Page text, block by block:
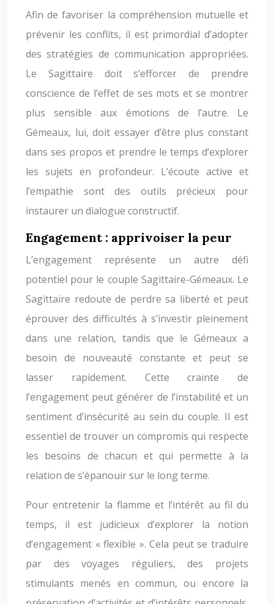
Afin de favoriser la compréhension mutuelle et
prévenir les conflits, il est primordial d’adopter
des stratégies de communication appropriées.
Le Sagittaire doit s’efforcer de prendre
conscience de l’effet de ses mots et se montrer
plus sensible aux émotions de l’autre. Le
Gémeaux, lui, doit essayer d’être plus constant
dans ses propos et prendre le temps d’explorer
les sujets en profondeur. L’écoute active et
l’empathie sont des outils précieux pour
instaurer un dialogue constructif.
Engagement : apprivoiser la peur
L’engagement représente un autre défi
potentiel pour le couple Sagittaire-Gémeaux. Le
Sagittaire redoute de perdre sa liberté et peut
éprouver des difficultés à s’investir pleinement
dans une relation, tandis que le Gémeaux a
besoin de nouveauté constante et peut se
lasser rapidement. Cette crainte de
l’engagement peut générer de l’instabilité et un
sentiment d’insécurité au sein du couple. Il est
essentiel de trouver un compromis qui respecte
les besoins de chacun et qui permette à la
relation de s’épanouir sur le long terme.
Pour entretenir la flamme et l’intérêt au fil du
temps, il est judicieux d’explorer la notion
d’engagement « flexible ». Cela peut se traduire
par des voyages réguliers, des projets
stimulants menés en commun, ou encore la